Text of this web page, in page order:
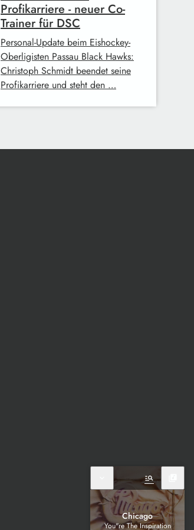
Profikarriere - neuer Co-
Trainer für DSC
Personal-Update beim Eishockey-
Oberligisten Passau Black Hawks:
Christoph Schmidt beendet seine
Profikarriere und steht den …
manage_search
Chicago
You"re The Inspiration